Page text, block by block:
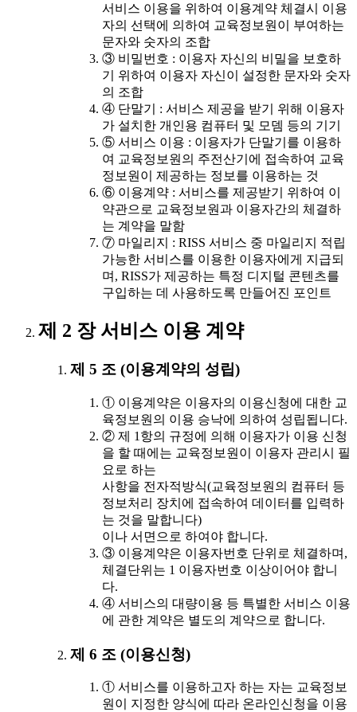
서비스 이용을 위하여 이용계약 체결시 이용
자의 선택에 의하여 교육정보원이 부여하는
문자와 숫자의 조합
③ 비밀번호 : 이용자 자신의 비밀을 보호하
기 위하여 이용자 자신이 설정한 문자와 숫자
의 조합
④ 단말기 : 서비스 제공을 받기 위해 이용자
가 설치한 개인용 컴퓨터 및 모뎀 등의 기기
⑤ 서비스 이용 : 이용자가 단말기를 이용하
여 교육정보원의 주전산기에 접속하여 교육
정보원이 제공하는 정보를 이용하는 것
⑥ 이용계약 : 서비스를 제공받기 위하여 이
약관으로 교육정보원과 이용자간의 체결하
는 계약을 말함
⑦ 마일리지 : RISS 서비스 중 마일리지 적립
가능한 서비스를 이용한 이용자에게 지급되
며, RISS가 제공하는 특정 디지털 콘텐츠를
구입하는 데 사용하도록 만들어진 포인트
제 2 장 서비스 이용 계약
제 5 조 (이용계약의 성립)
① 이용계약은 이용자의 이용신청에 대한 교
육정보원의 이용 승낙에 의하여 성립됩니다.
② 제 1항의 규정에 의해 이용자가 이용 신청
을 할 때에는 교육정보원이 이용자 관리시 필
요로 하는
사항을 전자적방식(교육정보원의 컴퓨터 등
정보처리 장치에 접속하여 데이터를 입력하
는 것을 말합니다)
이나 서면으로 하여야 합니다.
③ 이용계약은 이용자번호 단위로 체결하며,
체결단위는 1 이용자번호 이상이어야 합니
다.
④ 서비스의 대량이용 등 특별한 서비스 이용
에 관한 계약은 별도의 계약으로 합니다.
제 6 조 (이용신청)
① 서비스를 이용하고자 하는 자는 교육정보
원이 지정한 양식에 따라 온라인신청을 이용